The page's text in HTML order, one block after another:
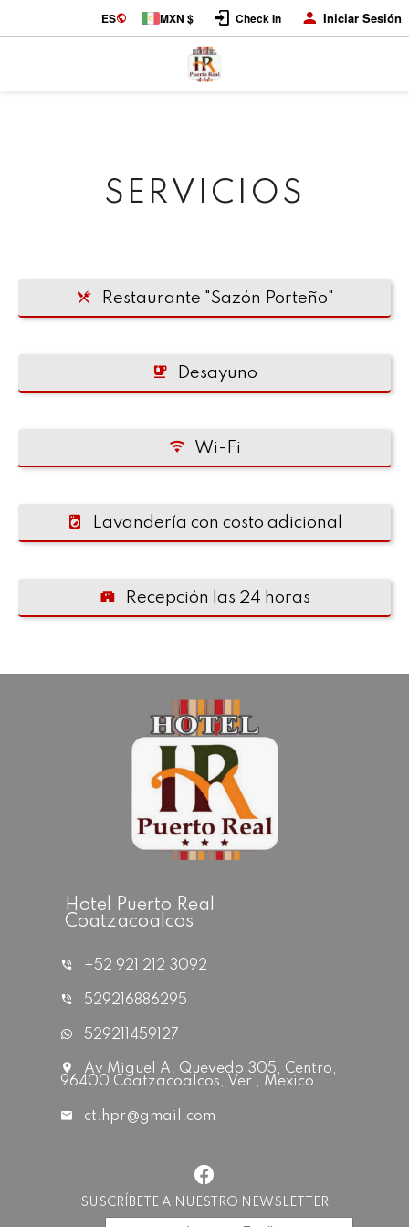
ES MXN $ Check In Iniciar Sesión
SERVICIOS
Restaurante "Sazón Porteño"
Desayuno
Wi-Fi
Lavandería con costo adicional
Recepción las 24 horas
Hotel Puerto Real
Coatzacoalcos
+52 921 212 3092
529216886295
529211459127
Av Miguel A. Quevedo 305, Centro,
96400 Coatzacoalcos, Ver., Mexico
ct.hpr@gmail.com
SUSCRÍBETE A NUESTRO NEWSLETTER